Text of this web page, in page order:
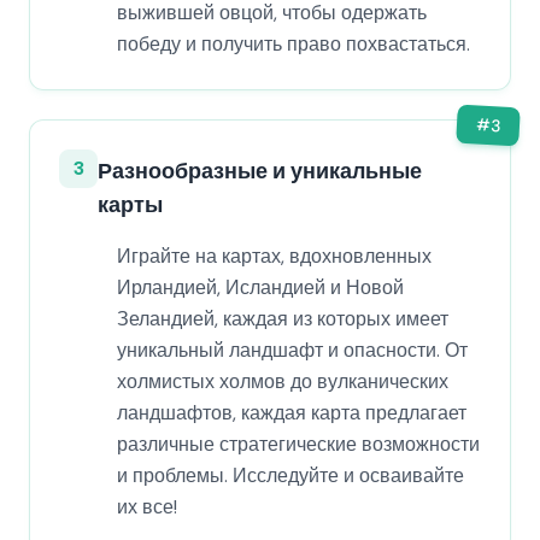
выжившей овцой, чтобы одержать
победу и получить право похвастаться.
#3
3 Разнообразные и уникальные
карты
Играйте на картах, вдохновленных
Ирландией, Исландией и Новой
Зеландией, каждая из которых имеет
уникальный ландшафт и опасности. От
холмистых холмов до вулканических
ландшафтов, каждая карта предлагает
различные стратегические возможности
и проблемы. Исследуйте и осваивайте
их все!